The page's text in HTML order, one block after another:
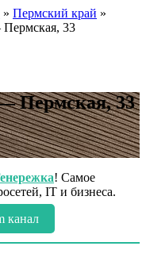
» Пермский край »
33
Пермская, 33
! Самое
IT и бизнеса.
канал